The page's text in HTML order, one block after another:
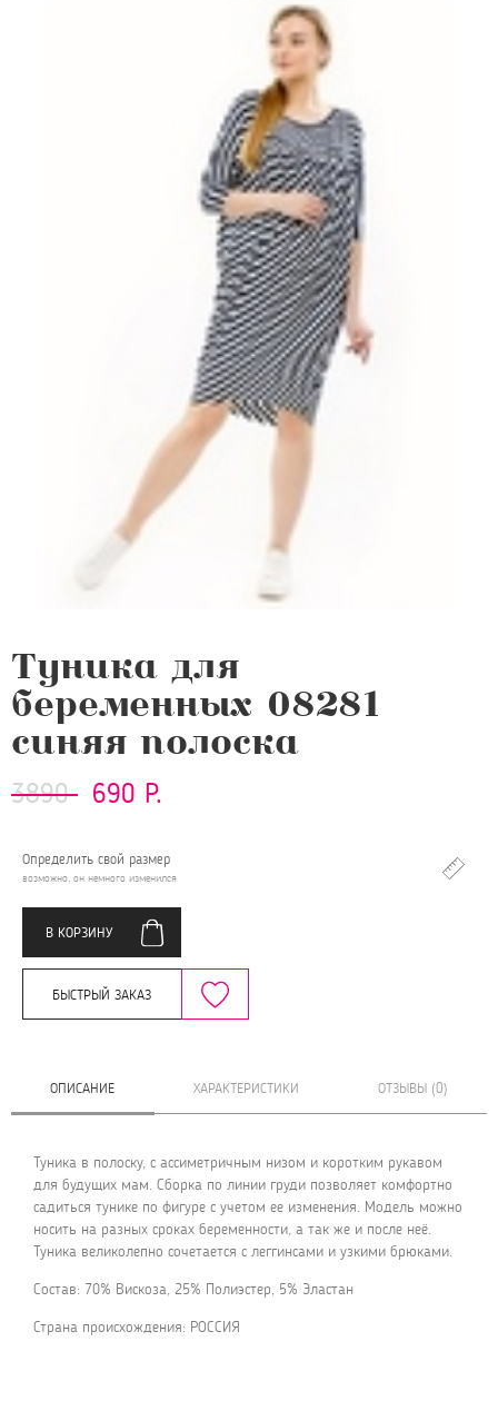
Туника для
беременных 08281
синяя полоска
3890 690 Р.
Определить свой размер
возможно, он немного изменился
В КОРЗИНУ
БЫСТРЫЙ ЗАКАЗ
ОПИСАНИЕ ХАРАКТЕРИСТИКИ ОТЗЫВЫ (0)
Туника в полоску, с ассиметричным низом и коротким рукавом
для будущих мам. Сборка по линии груди позволяет комфортно
садиться тунике по фигуре с учетом ее изменения. Модель можно
носить на разных сроках беременности, а так же и после неё.
Туника великолепно сочетается с леггинсами и узкими брюками.
Состав: 70% Вискоза, 25% Полиэстер, 5% Эластан
Страна происхождения: РОССИЯ